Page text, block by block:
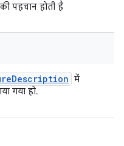
पहचान होती है
Description में
गया हो.